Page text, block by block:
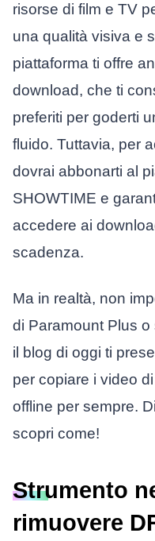
risorse di film e TV
una qualità visiva e
piattaforma ti offre
download, che ti
preferiti per goderti
fluido. Tuttavia, per
dovrai abbonarti al
SHOWTIME e
accedere ai
scadenza.
Ma in realtà, non
di Paramount Plus o
il blog di oggi ti
per copiare i video
offline per sempre.
scopri come!
Strumento
rimuovere